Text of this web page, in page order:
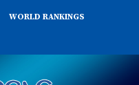
WORLD RANKINGS